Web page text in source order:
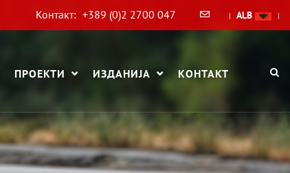
Контакт: +389 (0)2 2700 047 | ALB |
ПРОЕКТИ ИЗДАНИЈА КОНТАКТ